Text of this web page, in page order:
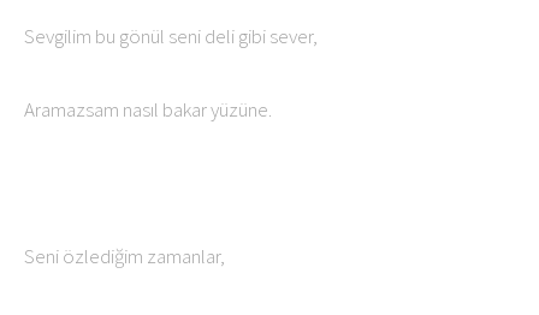
Sevgilim bu gönül seni deli gibi sever,
Aramazsam nasıl bakar yüzüne.
Seni özlediğim zamanlar,